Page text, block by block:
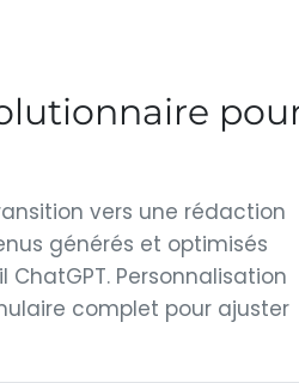
vers une rédaction
générés et optimisés
Personnalisation
complet pour ajuster